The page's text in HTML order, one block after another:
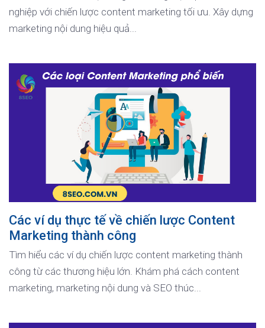
nghiệp với chiến lược content marketing tối ưu. Xây dựng
marketing nội dung hiệu quả...
Các ví dụ thực tế về chiến lược Content
Marketing thành công
Tìm hiểu các ví dụ chiến lược content marketing thành
công từ các thương hiệu lớn. Khám phá cách content
marketing, marketing nội dung và SEO thúc...